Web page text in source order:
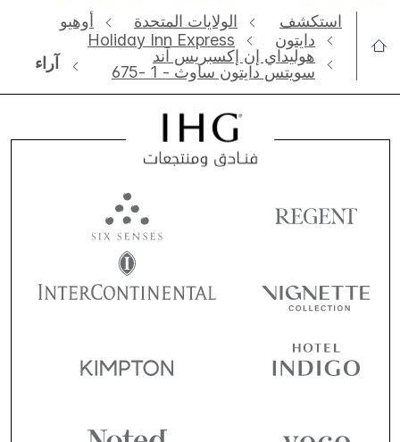
استكشف الولايات المتحدة
أوهيو
دايتون
Holiday Inn Express
هوليداي إن إكسبريس آند
سويتس دايتون ساوث - 1 -675
آراء